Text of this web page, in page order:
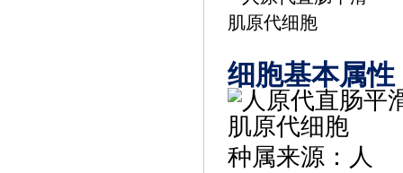
细胞基本属性
种属来源 ： 人